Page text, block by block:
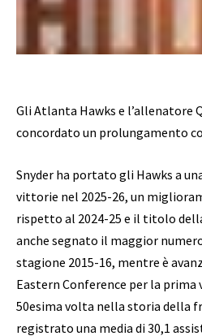
Gli Atlanta Hawks e l’allenatore
concordato un prolungamento
Snyder ha portato gli Hawks a
vittorie nel 2025-26, un
rispetto al 2024-25 e il titolo
anche segnato il maggior
stagione 2015-16, mentre è
Eastern Conference per la prima
50esima volta nella storia della
registrato una media di 30,1